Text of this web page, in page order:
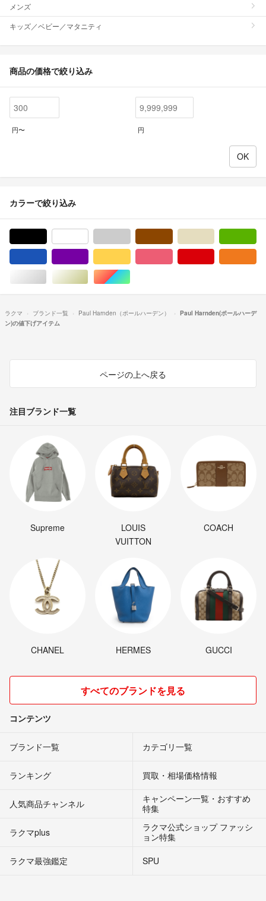
メンズ
キッズ／ベビー／マタニティ
商品の価格で絞り込み
円〜 円
カラーで絞り込み
シルバー/銀色系ゴールド/金色系マルチカラー
ラクマ ブランド一覧 Paul Harnden（ポールハーデン）
Paul Harnden(ポールハーデ
ン)の値下げアイテム
ページの上へ戻る
注目ブランド一覧
Supreme
LOUIS
VUITTON
COACH
CHANEL HERMES GUCCI
すべてのブランドを見る
コンテンツ
ブランド一覧 カテゴリ一覧
ランキング 買取・相場価格情報
人気商品チャンネル
キャンペーン一覧・おすすめ
特集
ラクマplus
ラクマ公式ショップ ファッシ
ョン特集
ラクマ最強鑑定
SPU